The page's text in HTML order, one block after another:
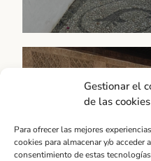
Gestionar el
de las cookies
Para ofrecer las mejores
cookies para almacenar y/o
consentimiento de estas
Provincia
Desde la espectacular
Nerja, pasando por la
Antequera, la categoría
para conocer y
región.
Andalucía